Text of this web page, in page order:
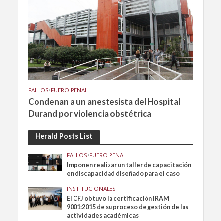
FALLOS•FUERO PENAL
Condenan a un anestesista del Hospital
Durand por violencia obstétrica
Herald Posts List
FALLOS•FUERO PENAL
Imponen realizar un taller de capacitación
en discapacidad diseñado para el caso
INSTITUCIONALES
El CFJ obtuvo la certificación IRAM
9001:2015 de su proceso de gestión de las
actividades académicas